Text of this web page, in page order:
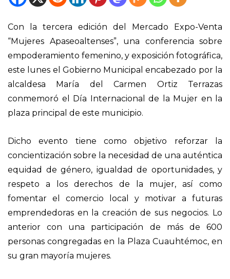
Con la tercera edición del Mercado Expo-Venta
“Mujeres Apaseoaltenses”, una conferencia sobre
empoderamiento femenino, y exposición fotográfica,
este lunes el Gobierno Municipal encabezado por la
alcaldesa María del Carmen Ortiz Terrazas
conmemoró el Día Internacional de la Mujer en la
plaza principal de este municipio.
Dicho evento tiene como objetivo reforzar la
concientización sobre la necesidad de una auténtica
equidad de género, igualdad de oportunidades, y
respeto a los derechos de la mujer, así como
fomentar el comercio local y motivar a futuras
emprendedoras en la creación de sus negocios. Lo
anterior con una participación de más de 600
personas congregadas en la Plaza Cuauhtémoc, en
su gran mayoría mujeres.